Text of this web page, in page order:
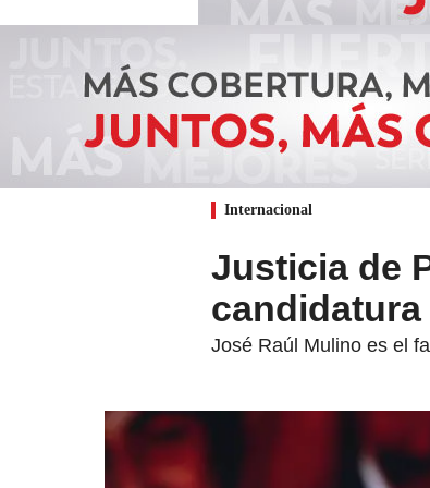
Internacional
Justicia de
José Raúl Mulino es el